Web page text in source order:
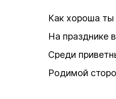
Как хороша ты
На празднике
Среди
Родимой